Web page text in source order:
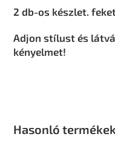
2 db-os készlet.
Adjon stílust és
kényelmet!
Hasonló termékek